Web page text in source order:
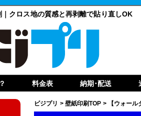
クロス地の質感と再剥離で貼り直しOK
料金表 納期･配送
ビジプリ > 壁紙印刷TOP > 【ウォー